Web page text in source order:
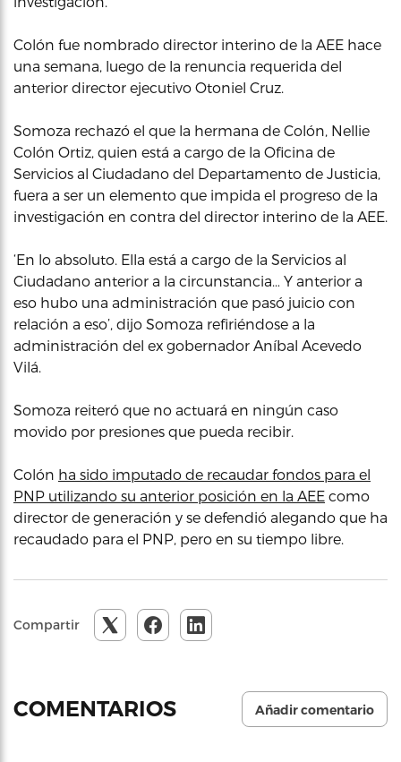
Colón fue nombrado director interino de la AEE hace
una semana, luego de la renuncia requerida del
anterior director ejecutivo Otoniel Cruz.
Somoza rechazó el que la hermana de Colón, Nellie
Colón Ortiz, quien está a cargo de la Oficina de
Servicios al Ciudadano del Departamento de Justicia,
fuera a ser un elemento que impida el progreso de la
investigación en contra del director interino de la AEE.
‘En lo absoluto. Ella está a cargo de la Servicios al
Ciudadano anterior a la circunstancia… Y anterior a
eso hubo una administración que pasó juicio con
relación a eso’, dijo Somoza refiriéndose a la
administración del ex gobernador Aníbal Acevedo
Vilá.
Somoza reiteró que no actuará en ningún caso
movido por presiones que pueda recibir.
Colón ha sido imputado de recaudar fondos para el
PNP utilizando su anterior posición en la AEE como
director de generación y se defendió alegando que ha
recaudado para el PNP, pero en su tiempo libre.
Compartir
COMENTARIOS Añadir comentario